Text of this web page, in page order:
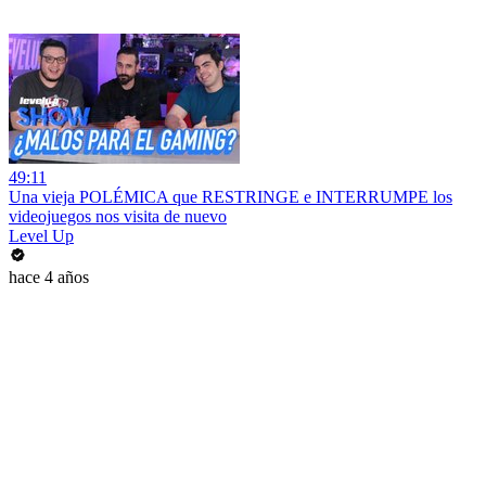
49:11
Una vieja POLÉMICA que RESTRINGE e INTERRUMPE los
videojuegos nos visita de nuevo
Level Up
hace 4 años